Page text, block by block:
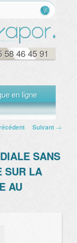
58 46 45 91
en ligne
Navigation des
Suivant →
SANS
SUR LA
AU